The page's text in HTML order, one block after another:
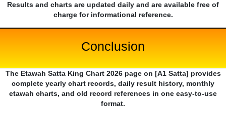
Results and charts are updated daily and are available free of
charge for informational reference.
Conclusion
The Etawah Satta King Chart 2026 page on [A1 Satta] provides
complete yearly chart records, daily result history, monthly
etawah charts, and old record references in one easy-to-use
format.